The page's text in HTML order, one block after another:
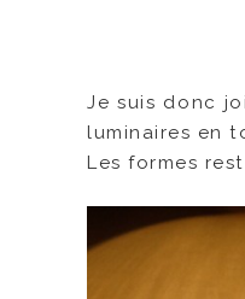
Je suis donc
luminaires en
Les formes